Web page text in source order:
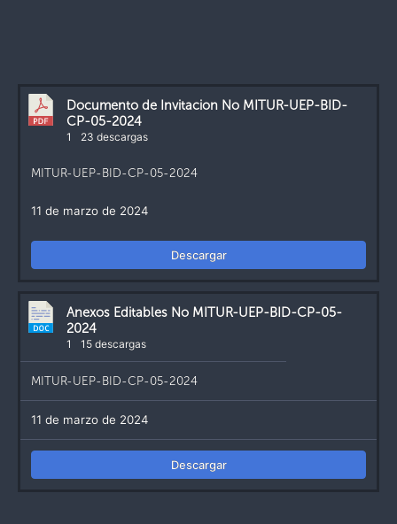
Documento de Invitacion No MITUR-UEP-BID-
CP-05-2024
1 23 descargas
MITUR-UEP-BID-CP-05-2024
11 de marzo de 2024
Descargar
Anexos Editables No MITUR-UEP-BID-CP-05-
2024
1 15 descargas
MITUR-UEP-BID-CP-05-2024
11 de marzo de 2024
Descargar